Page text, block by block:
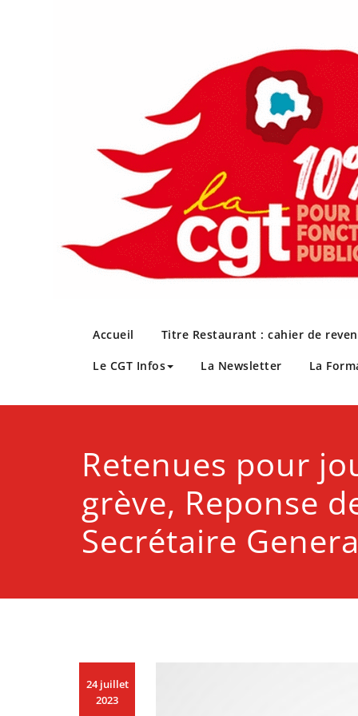
CGT Métropole
Accueil Titre Restaurant : cahier de
Le CGT Infos La Newsletter La
Retenues pour
grève, Reponse
Secrétaire
24 juillet
2023